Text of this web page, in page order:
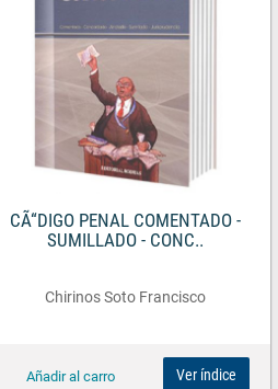
CÃ“DIGO PENAL COMENTADO -
SUMILLADO - CONC..
Chirinos Soto Francisco
Ver índice